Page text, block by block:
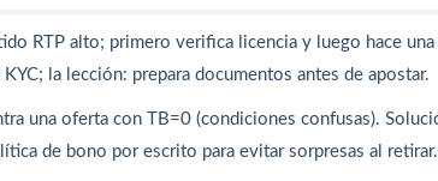
RTP alto; primero verifica licencia y luego hace una
la lección: prepara documentos antes de apostar.
una oferta con TB=0 (condiciones confusas).
de bono por escrito para evitar sorpresas al retirar.